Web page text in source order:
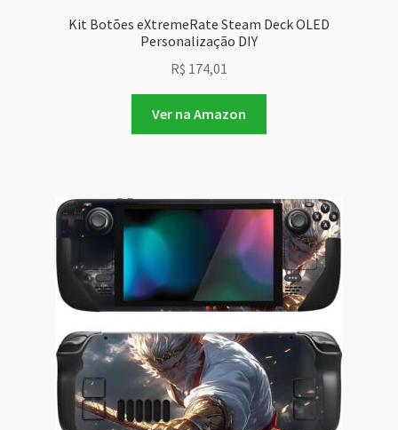
Kit Botões eXtremeRate Steam Deck OLED
Personalização DIY
R$ 174,01
Ver na Amazon